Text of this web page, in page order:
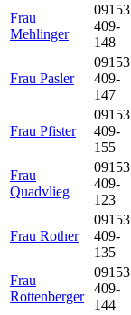
Frau
Mehlinger
09153
409-
148
Frau Pasler
09153
409-
147
Frau Pfister
09153
409-
155
Frau
Quadvlieg
09153
409-
123
Frau Rother
09153
409-
135
Frau
Rottenberger
09153
409-
144